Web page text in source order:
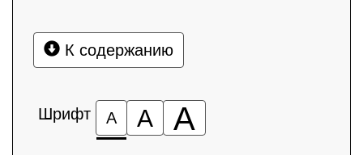
К содержанию
Шрифт А А А